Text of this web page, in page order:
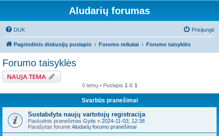
Aludarių forumas
DUK Prisijungti
Pagrindinis diskusijų puslapis Forumo reikalai Forumo taisyklės
Forumo taisyklės
NAUJA TEMA
0 temų • Puslapis 1 iš 1
Svarbūs pranešimai
Sustabdyta naujų vartotojų registracija
Paskutinis pranešimas Gytis « 2024-11-03, 12:38
Parašytas forume Aludarių forumo pranešimai